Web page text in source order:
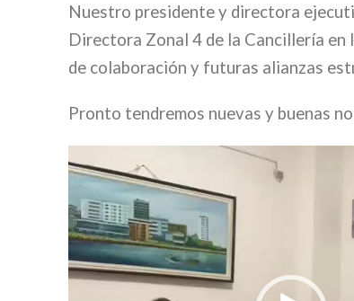
Nuestro presidente y directora
Directora Zonal 4 de la Cancillería en
de colaboración y futuras alianzas
Pronto tendremos nuevas y buenas
de
vídeo